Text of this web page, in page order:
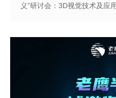
义”研讨会：3D视觉技术及应